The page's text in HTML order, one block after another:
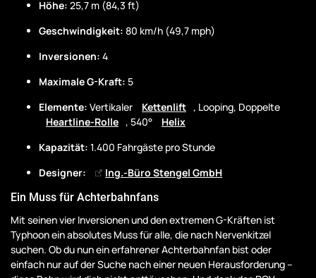
Höhe: 25,7 m (84,3 ft)
Geschwindigkeit: 80 km/h (49,7 mph)
Inversionen: 4
Maximale G-Kraft: 5
Elemente: Vertikaler Kettenlift , Looping, Doppelte
Heartline-Rolle , 540°
Helix
Kapazität: 1.400 Fahrgäste pro Stunde
Designer:
Ing.-Büro Stengel GmbH
Ein Muss für Achterbahnfans
Mit seinen vier Inversionen und den extremen G-Kräften ist
Typhoon ein absolutes Muss für alle, die nach Nervenkitzel
suchen. Ob du nun ein erfahrener Achterbahnfan bist oder
einfach nur auf der Suche nach einer neuen Herausforderung –